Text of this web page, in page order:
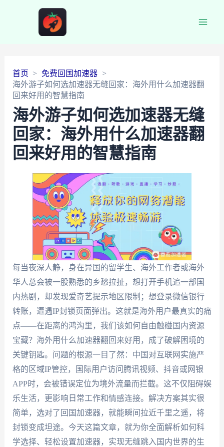
首页
免费回国加速器
海外游子如何选加速器无缝回家：海外用什么加速器翻
回来好用的智慧指南
海外游子如何选加速器无缝
回家：海外用什么加速器翻
回来好用的智慧指南
每当夜深人静，身在异国的留学生、海外工作者或海外
华人总会被一股熟悉的乡愁拉扯，想打开手机追一部国
内热剧，却发现爱奇艺提示地区限制；想登录微信银行
转账，遭遇IP封锁页面弹出。这就是海外用户最真实的痛
点——在距离的鸿沟里，我们该如何自由触碰国内资源
宝藏？海外用什么加速器翻回来好用，成了破解困境的
关键钥匙。问题的根源一目了然：中国对互联网实施严
格的区域IP管控，国际用户访问腾讯视频、抖音或网银
APP时，会被错误定位为境外流量而拦截。这不仅阻碍娱
乐生活，更影响日常工作和情感连接。解决方案其实很
简单，选对了回国加速器，就能瞬间拉近千里之遥，将
封锁变成坦途。今天这篇文章，就为你全面解析如何科
学选择、轻松设置加速器，实现无缝跳入国内世界的生